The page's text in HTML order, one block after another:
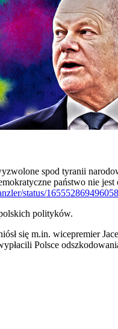
spod tyranii
państwo nie
status/
polityków.
się m.in. wicepremier
Polsce